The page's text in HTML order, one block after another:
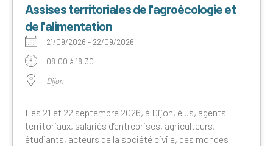
Assises territoriales de l'agroécologie et
de l'alimentation
21/09/2026 - 22/09/2026
08:00 à 18:30
Dijon
Les 21 et 22 septembre 2026, à Dijon, élus, agents
territoriaux, salariés d’entreprises, agriculteurs,
étudiants, acteurs de la société civile, des mondes